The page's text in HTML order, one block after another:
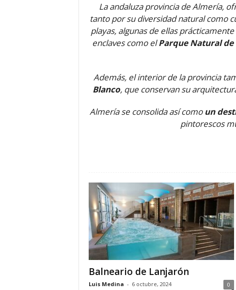
La andaluza provincia de Almería,
tanto por su diversidad natural como
playas, algunas de ellas
enclaves como elParque Natural de
Además, el interior de la provincia
Blanco, que conservan su
Almería se consolida así como un
pintorescos
Balneario de Lanjarón
Luis Medina - 6 octubre, 2024 0